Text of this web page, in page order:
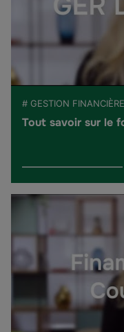
# GESTION FINANCIÈRE
Tout savoir sur le